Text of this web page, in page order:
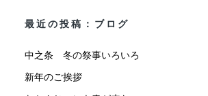
最近の投稿：ブログ
中之条 冬の祭事いろいろ
新年のご挨拶